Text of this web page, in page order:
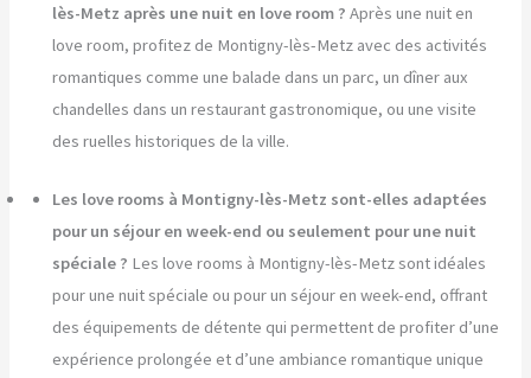
lès-Metz après une nuit en love room ? Après une nuit en
love room, profitez de Montigny-lès-Metz avec des activités
romantiques comme une balade dans un parc, un dîner aux
chandelles dans un restaurant gastronomique, ou une visite
des ruelles historiques de la ville.
Les love rooms à Montigny-lès-Metz sont-elles adaptées
pour un séjour en week-end ou seulement pour une nuit
spéciale ? Les love rooms à Montigny-lès-Metz sont idéales
pour une nuit spéciale ou pour un séjour en week-end, offrant
des équipements de détente qui permettent de profiter d’une
expérience prolongée et d’une ambiance romantique unique